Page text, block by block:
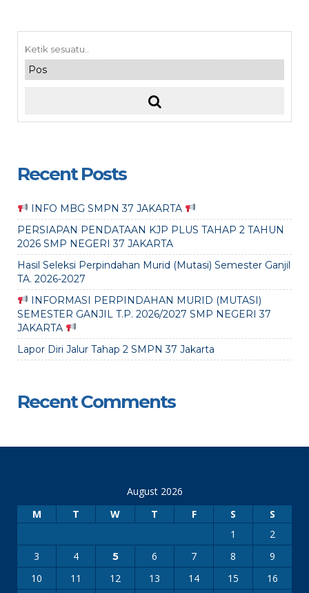
Recent Posts
INFO MBG SMPN 37 JAKARTA
PERSIAPAN PENDATAAN KJP PLUS TAHAP 2 TAHUN
2026 SMP NEGERI 37 JAKARTA
Hasil Seleksi Perpindahan Murid (Mutasi) Semester Ganjil
TA. 2026-2027
INFORMASI PERPINDAHAN MURID (MUTASI)
SEMESTER GANJIL T.P. 2026/2027 SMP NEGERI 37
JAKARTA
Lapor Diri Jalur Tahap 2 SMPN 37 Jakarta
Recent Comments
August 2026
M
T W T F S
S
1
2
3
4 5 6 7 8
9
10
11 12 13 14 15
16